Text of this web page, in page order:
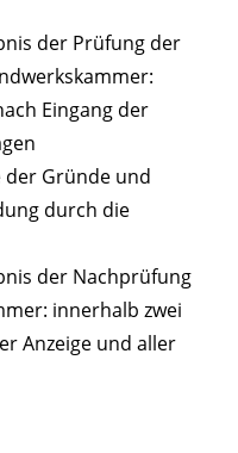
der Prüfung der
Eingang der
der Gründe und
durch die
der Nachprüfung
innerhalb zwei
Anzeige und aller